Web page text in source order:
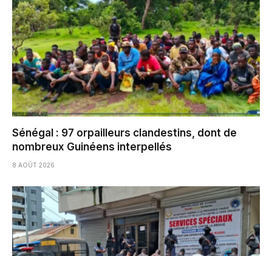
Sénégal : 97 orpailleurs clandestins, dont de
nombreux Guinéens interpellés
8 AOÛT 2026